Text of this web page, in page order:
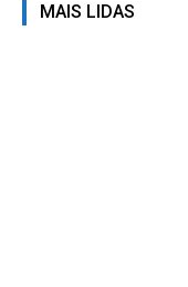
MAIS LIDAS